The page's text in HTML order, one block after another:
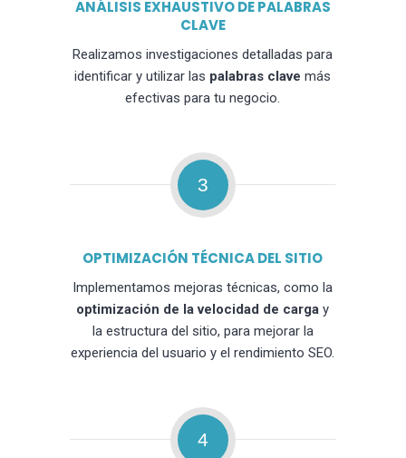
ANÁLISIS EXHAUSTIVO DE PALABRAS
CLAVE
Realizamos investigaciones detalladas para
identificar y utilizar las palabras clave más
efectivas para tu negocio.
3
OPTIMIZACIÓN TÉCNICA DEL SITIO
Implementamos mejoras técnicas, como la
optimización de la velocidad de carga y
la estructura del sitio, para mejorar la
experiencia del usuario y el rendimiento SEO.
4